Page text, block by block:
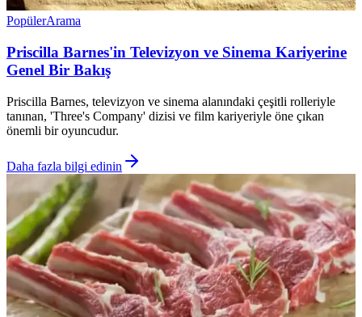
PopülerArama
Priscilla Barnes'in Televizyon ve Sinema Kariyerine
Genel Bir Bakış
Priscilla Barnes, televizyon ve sinema alanındaki çeşitli rolleriyle
tanınan, 'Three's Company' dizisi ve film kariyeriyle öne çıkan
önemli bir oyuncudur.
Daha fazla bilgi edinin